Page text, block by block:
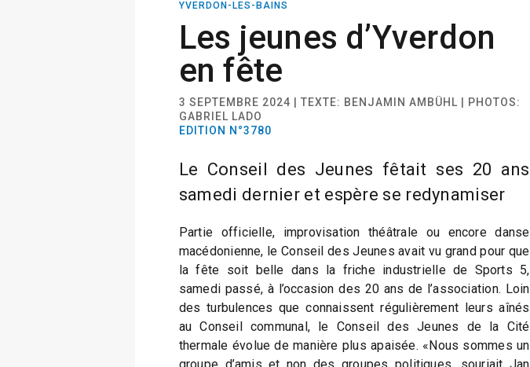
YVERDON-LES-BAINS
Les jeunes d’Yverdon
en fête
3 SEPTEMBRE 2024 | TEXTE: BENJAMIN AMBÜHL | PHOTOS:
GABRIEL LADO
EDITION N°3780
Le Conseil des Jeunes fêtait ses 20 ans
samedi dernier et espère se redynamiser
Partie officielle, improvisation théâtrale ou encore danse
macédonienne, le Conseil des Jeunes avait vu grand pour que
la fête soit belle dans la friche industrielle de Sports 5,
samedi passé, à l’occasion des 20 ans de l’association. Loin
des turbulences que connaissent régulièrement leurs aînés
au Conseil communal, le Conseil des Jeunes de la Cité
thermale évolue de manière plus apaisée. «Nous sommes un